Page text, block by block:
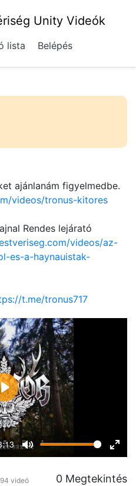
Unity Videók
lista Belépés
ajánlanám figyelmedbe.
videos/tronus-kitores
Rendes lejárató
videos/az-
es-a-haynauistak-
t.me/tronus717
Mute
Play
videó 0 Megtekintés